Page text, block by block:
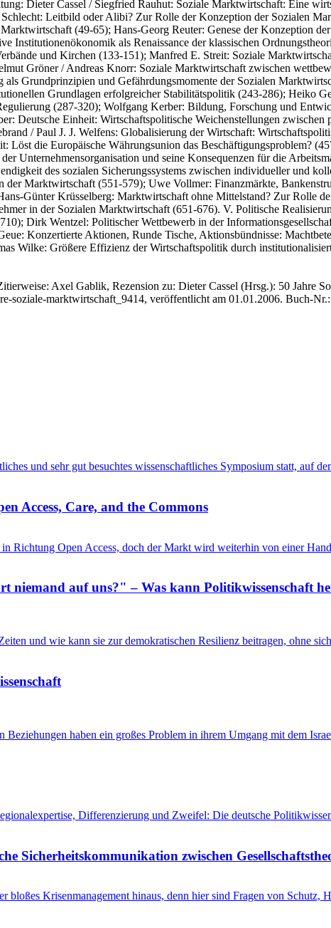
Dieter Cassel / Siegfried Rauhut: Soziale Marktwirtschaft: Eine
Leitbild oder Alibi? Zur Rolle der Konzeption der Sozialen
(49-65); Hans-Georg Reuter: Genese der Konzeption
Institutionenökonomik als Renaissance der klassischen
und Kirchen (133-151); Manfred E. Streit: Soziale
Gröner / Andreas Knorr: Soziale Marktwirtschaft zwischen
Grundprinzipien und Gefährdungsmomente der Sozialen
Grundlagen erfolgreicher Stabilitätspolitik (243-286); Heiko
(287-320); Wolfgang Kerber: Bildung, Forschung und
Deutsche Einheit: Wirtschaftspolitische Weichenstellungen
/ Paul J. J. Welfens: Globalisierung der Wirtschaft:
die Europäische Währungsunion das Beschäftigungsproblem?
Unternehmensorganisation und seine Konsequenzen für die
des sozialen Sicherungssystems zwischen individueller und
Marktwirtschaft (551-579); Uwe Vollmer: Finanzmärkte,
Günter Krüsselberg: Marktwirtschaft ohne Mittelstand? Zur Rolle
in der Sozialen Marktwirtschaft (651-676). V. Politische
Dirk Wentzel: Politischer Wettbewerb in der
Konzertierte Aktionen, Runde Tische, Aktionsbündnisse:
Wilke: Größere Effizienz der Wirtschaftspolitik durch
Axel Gablik, Rezension zu: Dieter Cassel (Hrsg.): 50 Jahre
soziale-marktwirtschaft_9414, veröffentlicht am 01.01.2006. Buch-
und sehr gut besuchtes wissenschaftliches Symposium statt, auf
Access, Care, and the Commons
Richtung Open Access, doch der Markt wird weiterhin von einer
niemand auf uns?" – Was kann Politikwissenschaft
und wie kann sie zur demokratischen Resilienz beitragen, ohne
Beziehungen haben ein großes Problem in ihrem Umgang mit dem
Differenzierung und Zweifel: Die deutsche
Sicherheitskommunikation zwischen
bloßes Krisenmanagement hinaus, denn hier sind Fragen von